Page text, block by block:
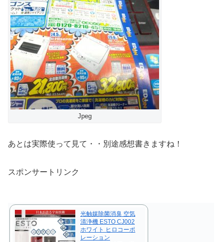
Jpeg
あとは実際使って見て・・別途感想書きますね！
スポンサートリンク
光触媒除菌消臭 空気
清浄機 ESTO CJ002
ホワイト ヒロコーポ
レーション